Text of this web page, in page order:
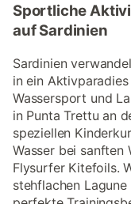
Sportliche
auf Sardinien
Sardinien
in ein
Wassersport und
in Punta Trettu an
speziellen
Wasser bei sanften
Flysurfer Kitefoils.
stehflachen